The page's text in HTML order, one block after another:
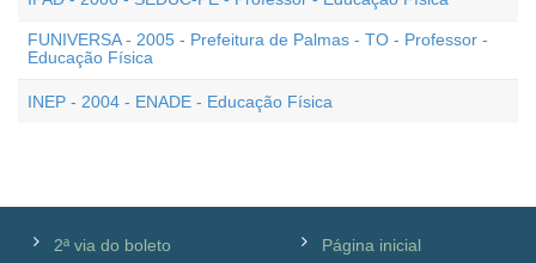
FUNIVERSA - 2005 - Prefeitura de Palmas - TO - Professor -
Educação Física
INEP - 2004 - ENADE - Educação Física
2ª via do boleto
Página inicial